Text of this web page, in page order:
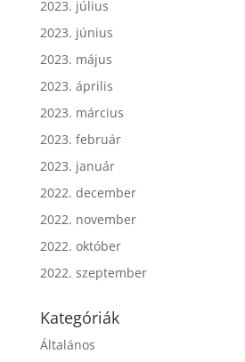
2023. július
2023. június
2023. május
2023. április
2023. március
2023. február
2023. január
2022. december
2022. november
2022. október
2022. szeptember
Kategóriák
Általános